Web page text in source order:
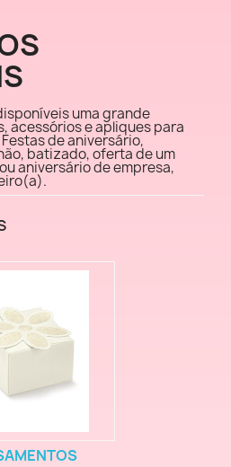
uma grande
acessórios e apliques para
de aniversário,
batizado, oferta de um
aniversário de empresa,